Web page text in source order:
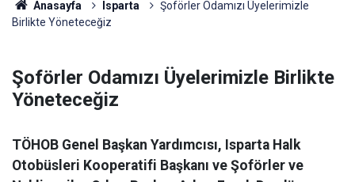
Anasayfa Isparta
Şoförler Odamızı Üyelerimizle
Birlikte Yöneteceğiz
Şoförler Odamızı Üyelerimizle Birlikte
Yöneteceğiz
TÖHOB Genel Başkan Yardımcısı, Isparta Halk
Otobüsleri Kooperatifi Başkanı ve Şoförler ve